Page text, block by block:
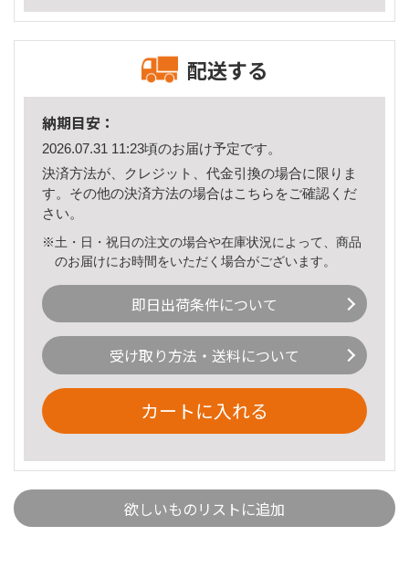
配送する
納期目安：
2026.07.31 11:23頃のお届け予定です。
決済方法が、クレジット、代金引換の場合に限りま
す。その他の決済方法の場合はこちら をご確認くだ
さい。
※土・日・祝日の注文の場合や在庫状況によって、商品
のお届けにお時間をいただく場合がございます。
即日出荷条件について
受け取り方法・送料について
カートに入れる
欲しいものリストに追加